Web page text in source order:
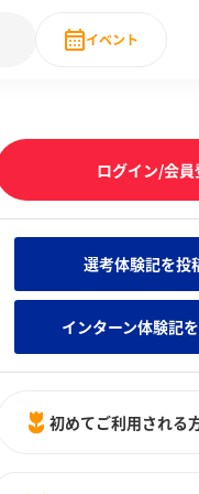
企業ランキング みんな
員インタビュー
イベント
直近の
ログイン/会員
選考体験記を投
インターン体験記
初めてご利用される